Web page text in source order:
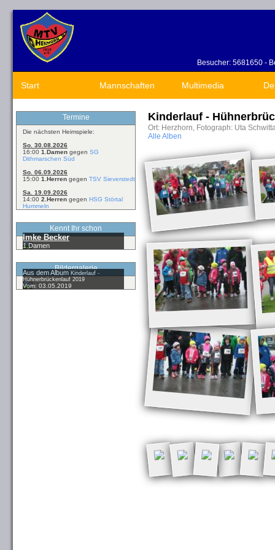
Besucher: 5681650 -
Start Mannschaften Multimedia
Termine
Die nächsten Heimspiele:
So. 30.08.2026
16:00 1.Damen gegen SG
Dithmarschen Süd
So. 06.09.2026
15:00 1.Herren gegen TSV Sieverstedt
Sa. 19.09.2026
14:00 2.Herren gegen HSG Störtal
Hummeln
Kennt Ihr schon
Imke Becker
1.Damen
Bildergalerie
Aus dem AlbumKinderlauf -
Hühnerbrückenlauf 2019
Vom: 03.05.2019
Kinderlauf -
Ort: Herzhorn, Fotograph: Uta
Alle Alben